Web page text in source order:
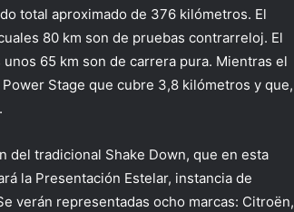
total aproximado de 376 kilómetros. El
80 km son de pruebas contrarreloj. El
65 km son de carrera pura. Mientras el
Stage que cubre 3,8 kilómetros y que,
del tradicional Shake Down, que en esta
la Presentación Estelar, instancia de
verán representadas ocho marcas: Citroën,